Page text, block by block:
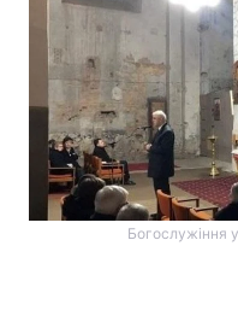
Богослужіння